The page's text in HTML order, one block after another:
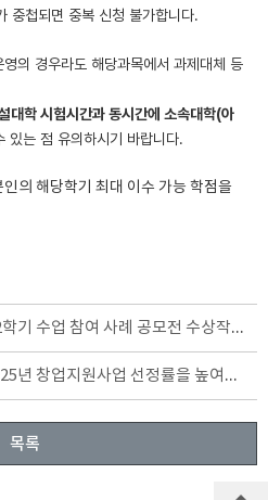
첩되면 중복 신청 불가합니다.
의 경우라도 해당과목에서 과제대체 등
대학 시험시간과 동시간에 소속대학(아
있는 점 유의하시기 바랍니다.
의 해당학기 최대 이수 가능 학점을
[학습법] 2023-2학기 수업 참여 사례 공모전 수상작 선정 결과 발표
[창업지원팀] 2025년 창업지원사업 선정률을 높여주는 릴레이 멘토링(~1/31)
목록